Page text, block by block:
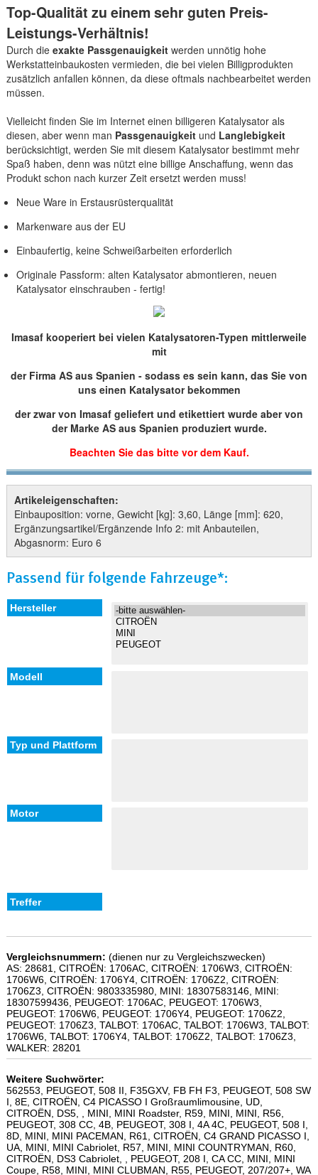
Top-Qualität zu einem sehr guten Preis-
Leistungs-Verhältnis!
Durch dieexakte Passgenauigkeitwerden unnötig hohe
Werkstatteinbaukosten vermieden, die bei vielen Billigprodukten
zusätzlich anfallen können, da diese oftmals nachbearbeitet werden
müssen.
Vielleicht finden Sie im Internet einen billigeren Katalysator als
diesen, aber wenn man Passgenauigkeit und Langlebigkeit
berücksichtigt, werden Sie mit diesem Katalysator bestimmt mehr
Spaß haben, denn was nützt eine billige Anschaffung, wenn das
Produkt schon nach kurzer Zeit ersetzt werden muss!
Neue Ware in Erstausrüsterqualität
Markenware aus der EU
Einbaufertig, keine Schweißarbeiten erforderlich
Originale Passform: alten Katalysator abmontieren, neuen
Katalysator einschrauben - fertig!
Imasaf kooperiert bei vielen Katalysatoren-Typen mittlerweile
mit
der Firma AS aus Spanien - sodass es sein kann, das Sie von
uns einen Katalysator bekommen
der zwar von Imasaf geliefert und etikettiert wurde aber von
der Marke AS aus Spanien produziert wurde.
Beachten Sie das bitte vor dem Kauf.
Artikeleigenschaften:
Einbauposition: vorne, Gewicht [kg]: 3,60, Länge [mm]: 620,
Ergänzungsartikel/Ergänzende Info 2: mit Anbauteilen,
Abgasnorm: Euro 6
Passend für folgende Fahrzeuge*:
Vergleichsnummern: (dienen nur zu Vergleichszwecken)
AS: 28681, CITROËN: 1706AC, CITROËN: 1706W3, CITROËN:
1706W6, CITROËN: 1706Y4, CITROËN: 1706Z2, CITROËN:
1706Z3, CITROËN: 9803335980, MINI: 18307583146, MINI:
18307599436, PEUGEOT: 1706AC, PEUGEOT: 1706W3,
PEUGEOT: 1706W6, PEUGEOT: 1706Y4, PEUGEOT: 1706Z2,
PEUGEOT: 1706Z3, TALBOT: 1706AC, TALBOT: 1706W3, TALBOT:
1706W6, TALBOT: 1706Y4, TALBOT: 1706Z2, TALBOT: 1706Z3,
WALKER: 28201
Weitere Suchwörter:
562553, PEUGEOT, 508 II, F35GXV, FB FH F3, PEUGEOT, 508 SW
I, 8E, CITROËN, C4 PICASSO I Großraumlimousine, UD,
CITROËN, DS5, , MINI, MINI Roadster, R59, MINI, MINI, R56,
PEUGEOT, 308 CC, 4B, PEUGEOT, 308 I, 4A 4C, PEUGEOT, 508 I,
8D, MINI, MINI PACEMAN, R61, CITROËN, C4 GRAND PICASSO I,
UA, MINI, MINI Cabriolet, R57, MINI, MINI COUNTRYMAN, R60,
CITROËN, DS3 Cabriolet, , PEUGEOT, 208 I, CA CC, MINI, MINI
Coupe, R58, MINI, MINI CLUBMAN, R55, PEUGEOT, 207/207+, WA